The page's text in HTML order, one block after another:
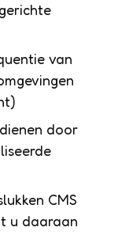
van
door
CMS
u daaraan